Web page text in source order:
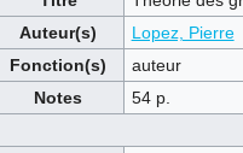
Auteur(s)
Lopez, Pierre
Fonction(s)
auteur
Notes
54 p.